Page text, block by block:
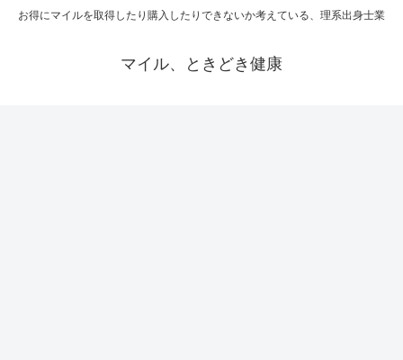
お得にマイルを取得したり購入したりできないか考えている、理系出身士業
マイル、ときどき健康